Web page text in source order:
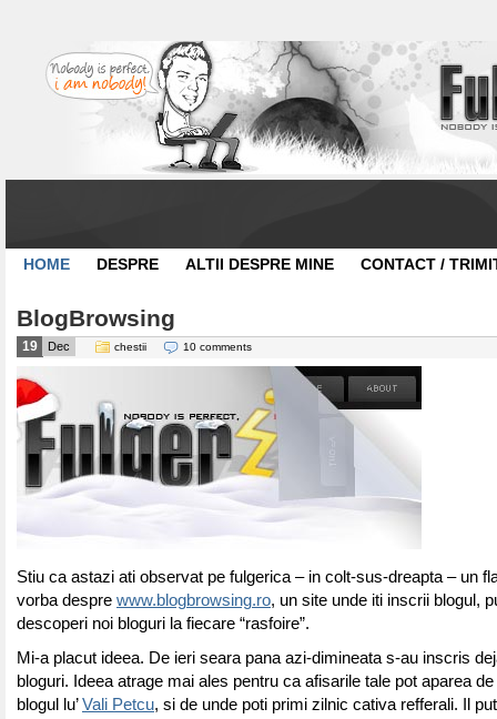
HOME DESPRE ALTII DESPRE MINE CONTACT /
BlogBrowsing
19 Dec chestii 10 comments
Stiu ca astazi ati observat pe fulgerica – in colt-sus-dreapta – un
vorba despre www.blogbrowsing.ro, un site unde iti inscrii blogul,
descoperi noi bloguri la fiecare “rasfoire”.
Mi-a placut ideea. De ieri seara pana azi-dimineata s-au inscris
bloguri. Ideea atrage mai ales pentru ca afisarile tale pot aparea
blogul lu’Vali Petcu, si de unde poti primi zilnic cativa refferali. Il